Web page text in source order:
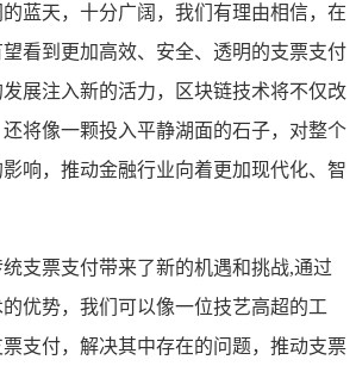
蓝天，十分广阔，我们有理由相信，在
看到更加高效、安全、透明的支票支付
展注入新的活力，区块链技术将不仅改
将像一颗投入平静湖面的石子，对整个
响，推动金融行业向着更加现代化、智
支票支付带来了新的机遇和挑战,通过
优势，我们可以像一位技艺高超的工
支付，解决其中存在的问题，推动支票